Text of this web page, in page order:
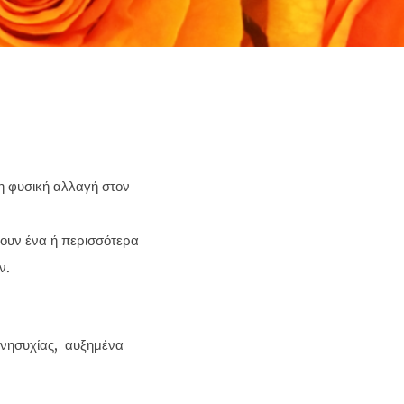
φυσική αλλαγή στον
ένα ή περισσότερα
αυξημένα